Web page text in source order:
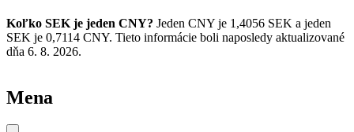
Koľko SEK je jeden CNY? Jeden CNY je 1,4056 SEK a jeden
SEK je 0,7114 CNY. Tieto informácie boli naposledy aktualizované
dňa 6. 8. 2026.
Mena